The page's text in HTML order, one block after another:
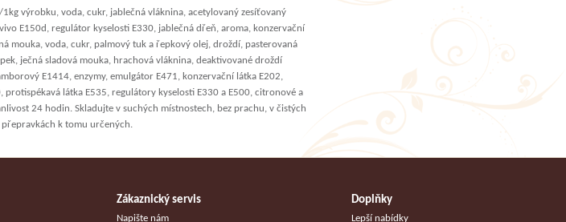
výrobku, voda, cukr, jablečná vláknina, acetylovaný zesíťovaný
E150d, regulátor kyselosti E330, jablečná dřeň, aroma, konzervační
mouka, voda, cukr, palmový tuk a řepkový olej, droždí, pasterovaná
ječná sladová mouka, hrachová vláknina, deaktivované droždí
E1414, enzymy, emulgátor E471, konzervační látka E202,
látka E535, regulátory kyselosti E330 a E500, citronové a
24 hodin. Skladujte v suchých místnostech, bez prachu, v čistých
k tomu určených.
Zákaznický servis
Napište nám
Doplňky
Lepší nabídky